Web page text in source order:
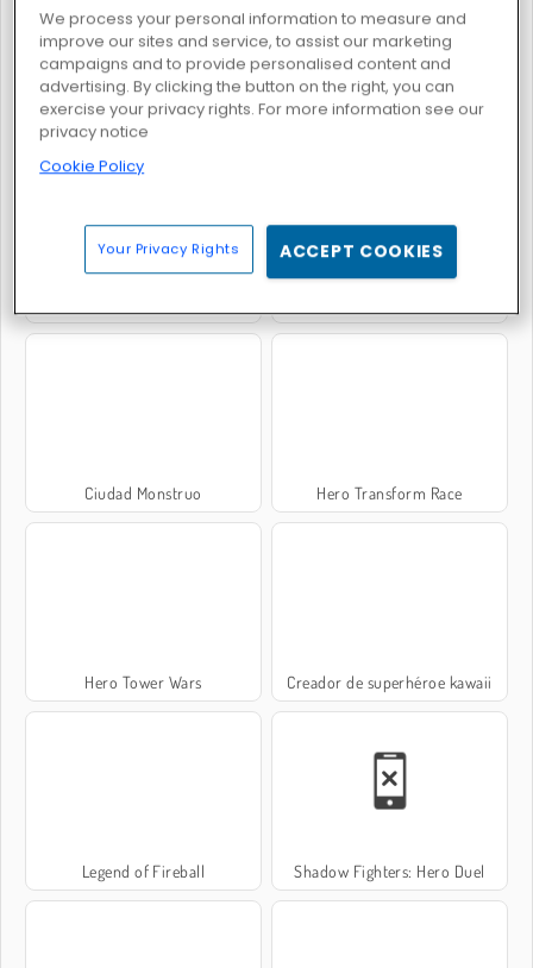
Villains Inspiring Fashion Trends Ladybird Secret Identity Revealed
Ciudad Monstruo Hero Transform Race
Hero Tower Wars Creador de superhéroe kawaii
Legend of Fireball Shadow Fighters: Hero Duel
We process your personal information to measure and
improve our sites and service, to assist our marketing
campaigns and to provide personalised content and
advertising. By clicking the button on the right, you can
exercise your privacy rights. For more information see our
privacy notice
Cookie Policy
Your Privacy Rights ACCEPT COOKIES